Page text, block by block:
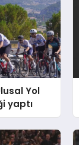
Yol
yaptı